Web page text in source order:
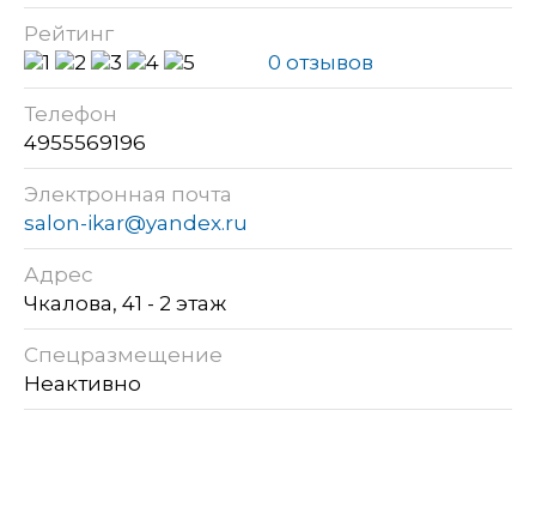
Рейтинг
0 отзывов
Телефон
4955569196
Электронная почта
salon-ikar@yandex.ru
Адрес
Чкалова, 41 - 2 этаж
Спецразмещение
Неактивно